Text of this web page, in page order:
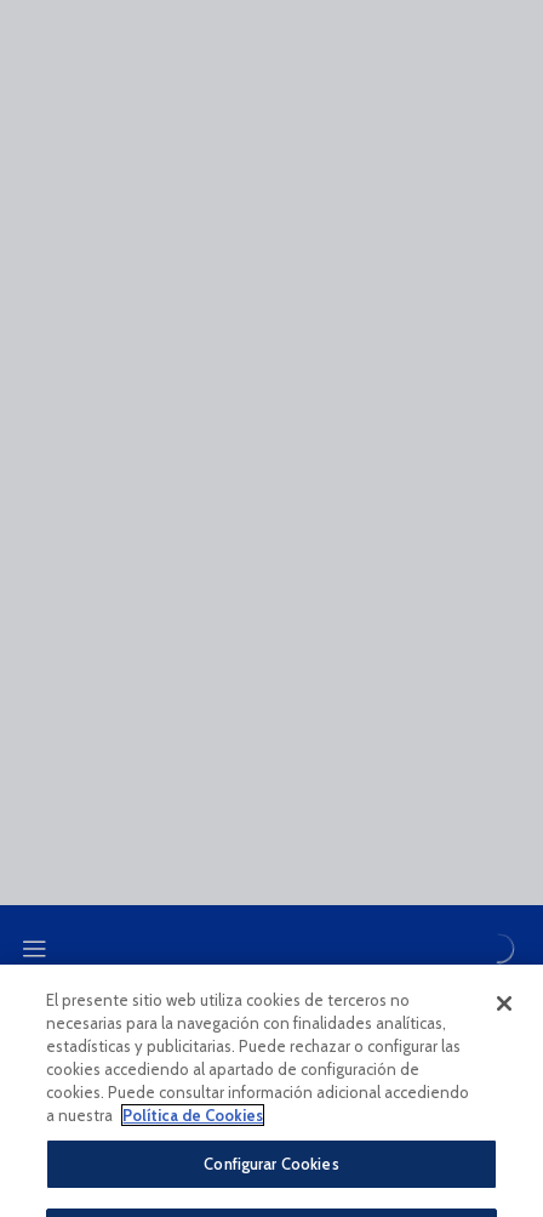
CANAL ÉTICO
El presente sitio web utiliza cookies de terceros no
necesarias para la navegación con finalidades analíticas,
estadísticas y publicitarias. Puede rechazar o configurar las
cookies accediendo al apartado de configuración de
cookies. Puede consultar información adicional accediendo
a nuestra
Política de Cookies
Configurar Cookies